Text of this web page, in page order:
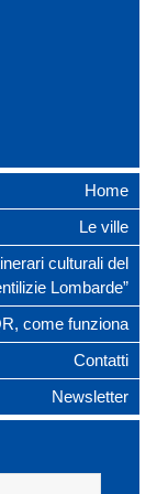
Home
Le ville
culturali del
Lombarde”
come funziona
Contatti
Newsletter